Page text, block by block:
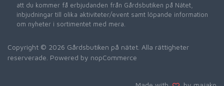
att du kommer få erbjudanden från Gårdsbutiken på Nätet,
inbjudningar till olika aktiviteter/event samt löpande information
om nyheter i sortimentet med mera.
Copyright © 2026 Gårdsbutiken på nätet. Alla rättigheter
reserverade. Powered by nopCommerce